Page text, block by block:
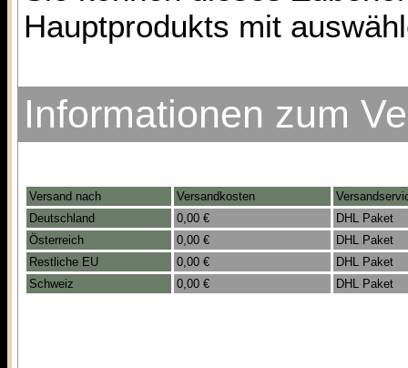
Hauptprodukts mit
Informationen zum
Versand nach Versandkosten
Deutschland
0,00 €
DHL Paket
Österreich
0,00 €
DHL Paket
Restliche EU
0,00 €
DHL Paket
Schweiz
0,00 € DHL Paket